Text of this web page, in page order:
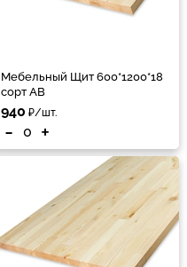
Мебельный Щит 600*1200*18
сорт АВ
940 ₽/шт.
- +